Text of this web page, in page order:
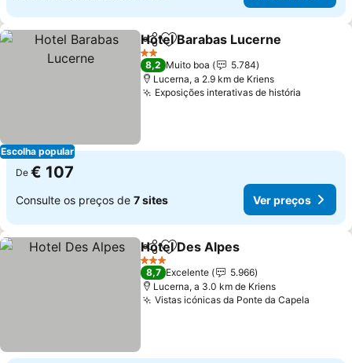
Escolha popular
PartilharAdicionar aos favoritos
Hotel Barabas Lucerne
2 Estrelas
8,2 Muito boa
5.784
Lucerna, a 2.9 km de Kriens
Exposições interativas de história
De € 107
Consulte os preços de 7 sites Ver preços
PartilharAdicionar aos favoritos
Hotel Des Alpes
3 Estrelas
8,7 Excelente
5.966
Lucerna, a 3.0 km de Kriens
Vistas icónicas da Ponte da Capela